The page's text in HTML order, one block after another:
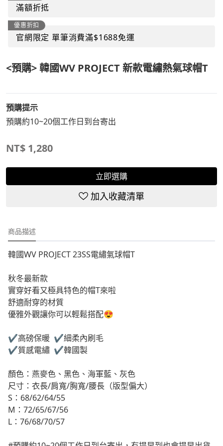
滿額折抵
優惠折扣
官網限定 單筆消費滿$1688免運
<預購> 韓國WV PROJECT 新款電繡熱氣球帽T
預購提示
預購約10~20個工作日到台寄出
NT$ 1,280
立即選購
加入收藏清單
商品描述
韓國WV PROJECT 23SS電繡氣球帽T
秋冬最新款
實穿好看又極具特色的帽T來啦
舒適耐穿的材質
優雅外觀讓你可以輕鬆搭配😍
✔️高磅保暖 ✔️細柔內刷毛
✔️質感電繡 ✔️韓國製
顏色：燕麥色、黑色、海軍藍、灰色
尺寸：衣長/肩寬/胸寬/腰長（版型偏大）
S：68/62/64/55
M：72/65/67/56
L：76/68/70/57